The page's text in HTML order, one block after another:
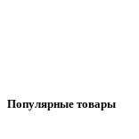
Популярные товары